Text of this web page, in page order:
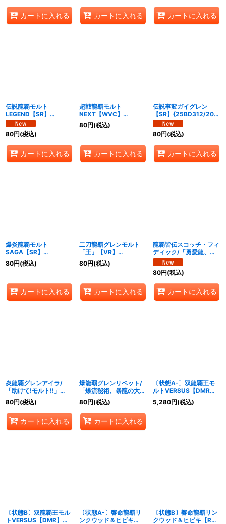
カートに入れる カートに入れる カートに入れる
伝説龍覇モルト
LEGEND【SR】
{25BD39/20}《多》
80円(税込)
カートに入れる
超戦龍覇モルト
NEXT【WVC】
{25BD310/20}《火》
80円(税込)
カートに入れる
伝説事変ガイグレン
【SR】{25BD312/20}
《火》
80円(税込)
カートに入れる
爆炎龍覇モルト
SAGA【SR】
{25BD313/20}《火》
80円(税込)
カートに入れる
二刀龍覇グレンモルト
「王」【VR】
{25BD314/20}《火》
80円(税込)
カートに入れる
龍覇皆伝スコッチ・フィ
ディック/「勇愛龍、こ
れぞ爆流の神髄なり」
【VR】{25BD315/20}
《自然》
80円(税込)
カートに入れる
炎龍覇グレンアイラ/
「助けて!モルト!!」
【R】{25BD316/20}
《火》
80円(税込)
カートに入れる
爆龍覇グレンリベット/
「爆流秘術、暴龍の大
地！」【R】
{25BD318/20}《多》
80円(税込)
カートに入れる
〔状態A-〕双龍覇王モ
ルトVERSUS【DMR】
{25BD3SP1/SP8}
《多》
5,280円(税込)
〔状態B〕双龍覇王モル
トVERSUS【DMR】
〔状態A-〕響命龍覇リ
ンクウッド＆ヒビキ
〔状態B〕響命龍覇リン
クウッド＆ヒビキ【R】